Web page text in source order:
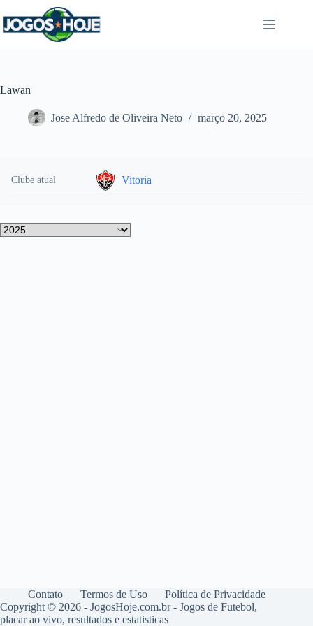
para
o
Lawan
Jose Alfredo de Oliveira Neto março 20, 2025
Clube atual Vitoria
Contato Termos de Uso
Política de Privacidade
Copyright © 2026 - JogosHoje.com.br - Jogos de Futebol,
placar ao vivo, resultados e estatisticas